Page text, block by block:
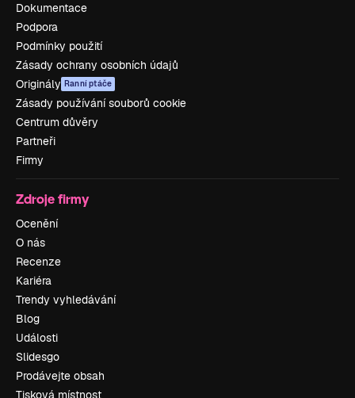
Dokumentace
Podpora
Podmínky použití
Zásady ochrany osobních údajů
Originály Ranní ptáče
Zásady používání souborů cookie
Centrum důvěry
Partneři
Firmy
Zdroje firmy
Ocenění
O nás
Recenze
Kariéra
Trendy vyhledávání
Blog
Události
Slidesgo
Prodávejte obsah
Tisková místnost